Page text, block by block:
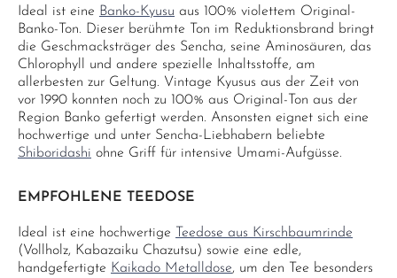
Ideal ist eine Banko-Kyusu aus 100% violettem Original-
Banko-Ton. Dieser berühmte Ton im Reduktionsbrand bringt
die Geschmacksträger des Sencha, seine Aminosäuren, das
Chlorophyll und andere spezielle Inhaltsstoffe, am
allerbesten zur Geltung. Vintage Kyusus aus der Zeit von
vor 1990 konnten noch zu 100% aus Original-Ton aus der
Region Banko gefertigt werden. Ansonsten eignet sich eine
hochwertige und unter Sencha-Liebhabern beliebte
Shiboridashi ohne Griff für intensive Umami-Aufgüsse.
EMPFOHLENE TEEDOSE
Ideal ist eine hochwertige
Teedose aus Kirschbaumrinde
(Vollholz, Kabazaiku Chazutsu) sowie eine edle,
handgefertigte Kaikado Metalldose, um den Tee besonders